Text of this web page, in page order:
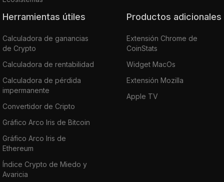
Herramientas útiles
Calculadora de ganancias
de Crypto
Calculadora de rentabilidad
Calculadora de pérdida
impermanente
Convertidor de Cripto
Gráfico Arco Iris de Bitcoin
Gráfico Arco Iris de
Ethereum
Índice Crypto de Miedo y
Avaricia
Productos adicionales
Extensión Chrome de
CoinStats
Widget MacOs
Extensión Mozilla
Apple TV